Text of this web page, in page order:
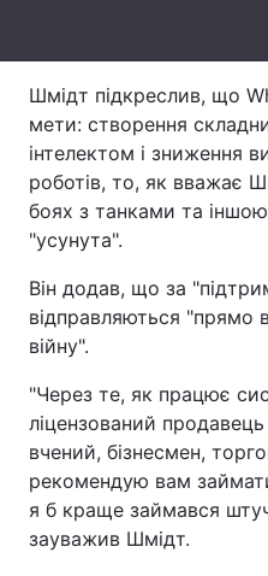
Шмідт підкреслив, що
мети: створення
інтелектом і зниження
роботів, то, як вважає
боях з танками та
"усунута".
Він додав, що за
відправляються "прямо
війну".
"Через те, як працює
ліцензований
вчений, бізнесмен,
рекомендую вам
я б краще займався
зауважив Шмідт.